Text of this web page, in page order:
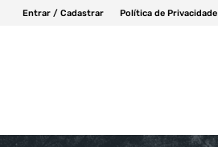
Entrar / Cadastrar Política de Privacidade